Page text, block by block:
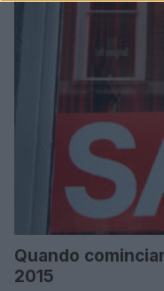
Quando
2015